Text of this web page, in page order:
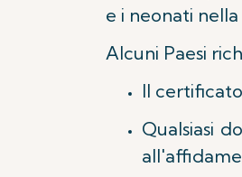
e i neonati
Alcuni Paesi
Il
Qualsiasi